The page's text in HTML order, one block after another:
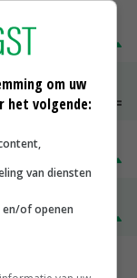
€ 269,00
€ 1,09~ € 1,11
€ 345,00 € 20,00
om uw
het volgende:
van diensten
of openen